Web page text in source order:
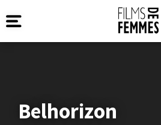
Belhorizon